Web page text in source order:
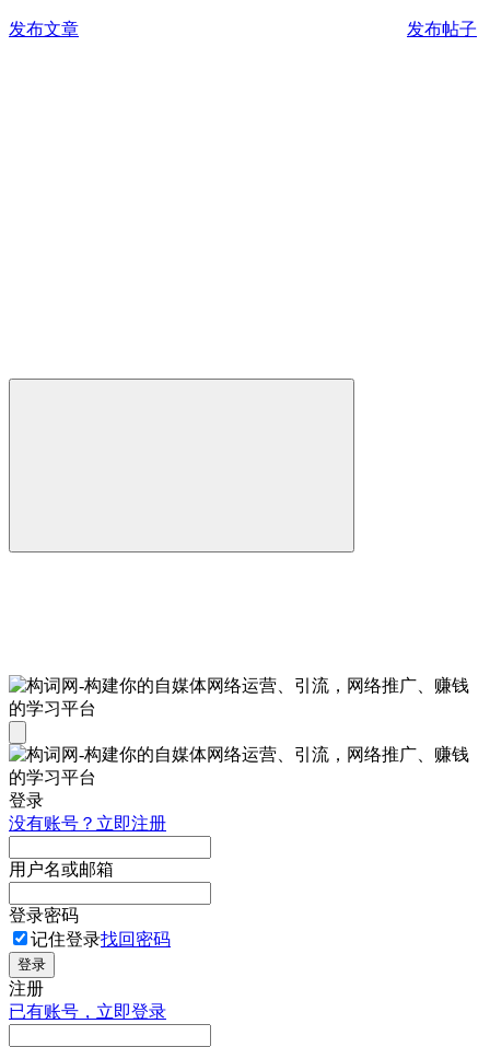
发布文章 发布帖子
登录
没有账号？立即注册
用户名或邮箱
登录密码
记住登录找回密码
登录
注册
已有账号，立即登录